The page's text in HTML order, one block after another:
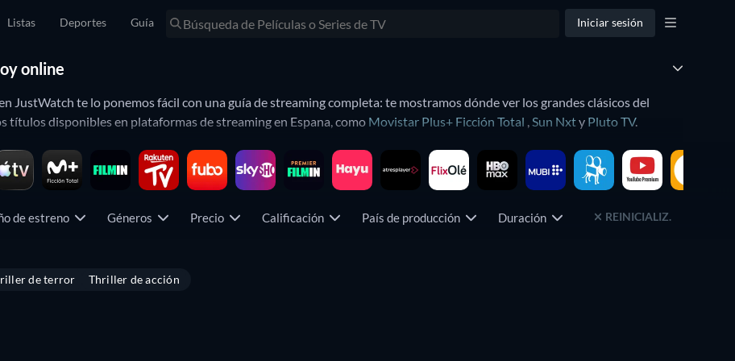
Listas Deportes Guía Iniciar sesión
online
JustWatch te lo ponemos fácil con una guía de streaming completa: te mostramos dónde ver los grandes clásicos del
títulos disponibles en plataformas de streaming en Espana, como Movistar Plus+ Ficción Total ,Sun Nxty Pluto TV.
son La suerte de los Logan, Juego de ladrones: El atraco perfecto and Snatch. Cerdos y diamantes, pero hay muchos
para ver los títulos más populares disponibles hoy en streaming.
esta guía te ayuda a encontrar joyas que quizás aún no hayas visto. Descubre dónde ver todos estos títulos (¡y
de estreno Géneros Precio Calificación País de producción Duración Clasificación por edades
REINICIALIZ.
de terror Thriller de acción